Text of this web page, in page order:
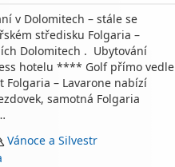
v Dolomitech – stále se
středisku Folgaria –
Dolomitech . Ubytování
hotelu **** Golf přímo vedle
Folgaria – Lavarone nabízí
samotná Folgaria
Vánoce a Silvestr